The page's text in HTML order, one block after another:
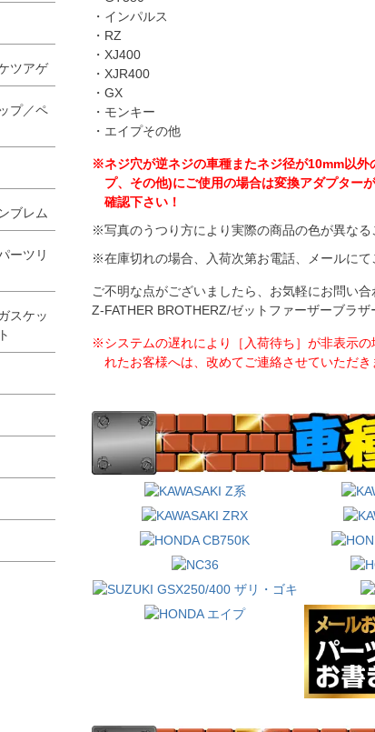
ツアゲ
プ／ペ
ブレム
ーツリ
スケッ
・インパルス
・RZ
・XJ400
・XJR400
・GX
・モンキー
・エイプその他
※ネジ穴が逆ネジの車種またネジ径が10mm以外
プ、その他)にご使用の場合は変換アダプター
確認下さい！
※写真のうつり方により実際の商品の色が異なる
※在庫切れの場合、入荷次第お電話、メールにて
ご不明な点がございましたら、お気軽にお問い合
Z-FATHER BROTHERZ/ゼットファーザーブラザ
※システムの遅れにより［入荷待ち］が非表示
れたお客様へは、改めてご連絡させていただき